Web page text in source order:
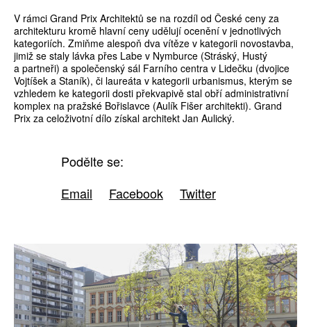
V rámci Grand Prix Architektů se na rozdíl od České ceny za
architekturu kromě hlavní ceny udělují ocenění v jednotlivých
kategoriích. Zmiňme alespoň dva vítěze v kategorii novostavba,
jimiž se staly lávka přes Labe v Nymburce (Stráský, Hustý
a partneři) a společenský sál Farního centra v Lidečku (dvojice
Vojtíšek a Staník), či laureáta v kategorii urbanismus, kterým se
vzhledem ke kategorii dosti překvapivě stal obří administrativní
komplex na pražské Bořislavce (Aulík Fišer architekti). Grand
Prix za celoživotní dílo získal architekt Jan Aulický.
Podělte se:
Email
Facebook Twitter